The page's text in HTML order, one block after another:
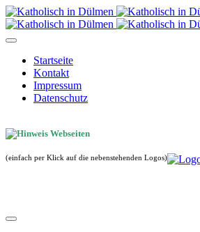
Startseite
Kontakt
Impressum
Datenschutz
(einfach per Klick auf die nebenstehenden Logos)